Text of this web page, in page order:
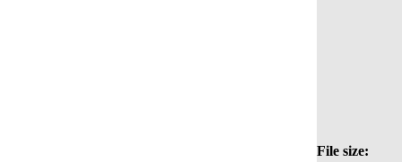
File size: